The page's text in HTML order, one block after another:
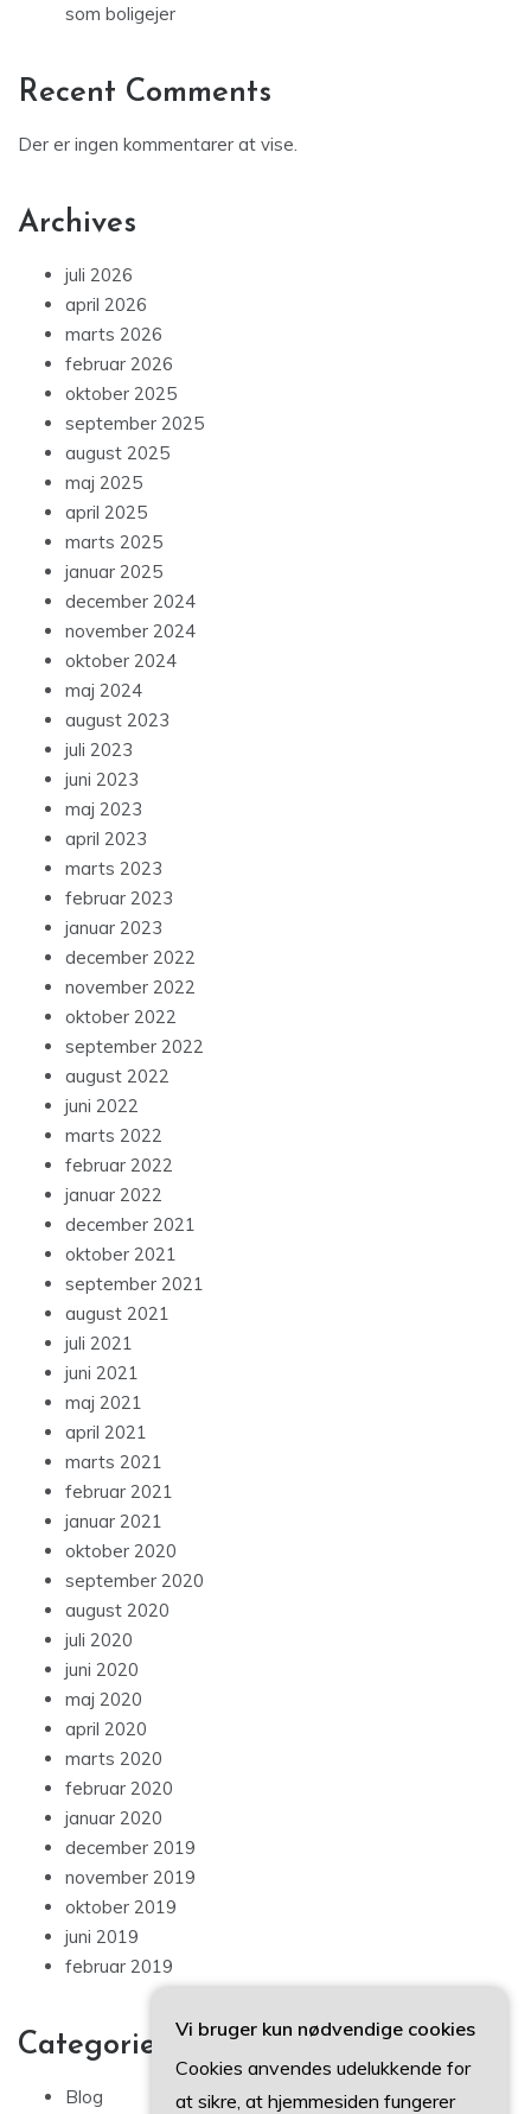
som boligejer
Recent Comments
Der er ingen kommentarer at vise.
Archives
juli 2026
april 2026
marts 2026
februar 2026
oktober 2025
september 2025
august 2025
maj 2025
april 2025
marts 2025
januar 2025
december 2024
november 2024
oktober 2024
maj 2024
august 2023
juli 2023
juni 2023
maj 2023
april 2023
marts 2023
februar 2023
januar 2023
december 2022
november 2022
oktober 2022
september 2022
august 2022
juni 2022
marts 2022
februar 2022
januar 2022
december 2021
oktober 2021
september 2021
august 2021
juli 2021
juni 2021
maj 2021
april 2021
marts 2021
februar 2021
januar 2021
oktober 2020
september 2020
august 2020
juli 2020
juni 2020
maj 2020
april 2020
marts 2020
februar 2020
januar 2020
december 2019
november 2019
oktober 2019
juni 2019
februar 2019
Categories
Blog
Vi bruger kun nødvendige cookies
Cookies anvendes udelukkende for
at sikre, at hjemmesiden fungerer